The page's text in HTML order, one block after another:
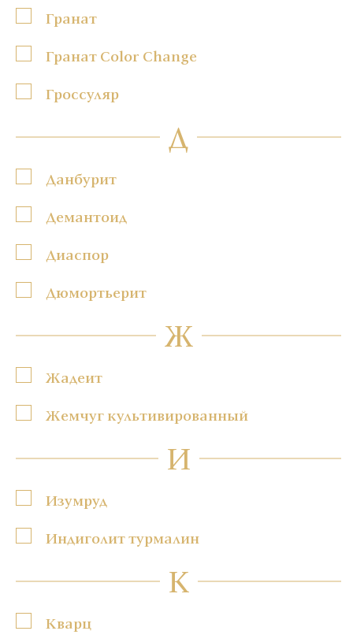
Гранат
Гранат Color Change
Гроссуляр
Д
Данбурит
Демантоид
Диаспор
Дюмортьерит
Ж
Жадеит
Жемчуг культивированный
И
Изумруд
Индиголит турмалин
К
Кварц